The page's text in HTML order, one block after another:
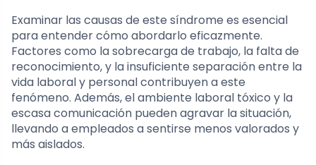
Examinar las causas de este síndrome es esencial
para entender cómo abordarlo eficazmente.
Factores como la sobrecarga de trabajo, la falta de
reconocimiento, y la insuficiente separación entre la
vida laboral y personal contribuyen a este
fenómeno. Además, el ambiente laboral tóxico y la
escasa comunicación pueden agravar la situación,
llevando a empleados a sentirse menos valorados y
más aislados.